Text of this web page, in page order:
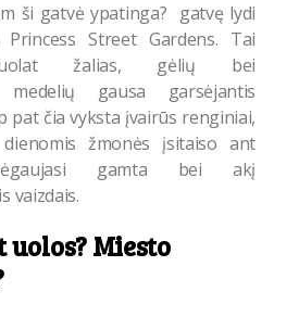
ši gatvė ypatinga? gatvę lydi
Princess Street Gardens. Tai
žalias, gėlių bei
medelių gausa garsėjantis
pat čia vyksta įvairūs renginiai,
žmonės įsitaiso ant
gamta bei akį
vaizdais.
uolos? Miesto